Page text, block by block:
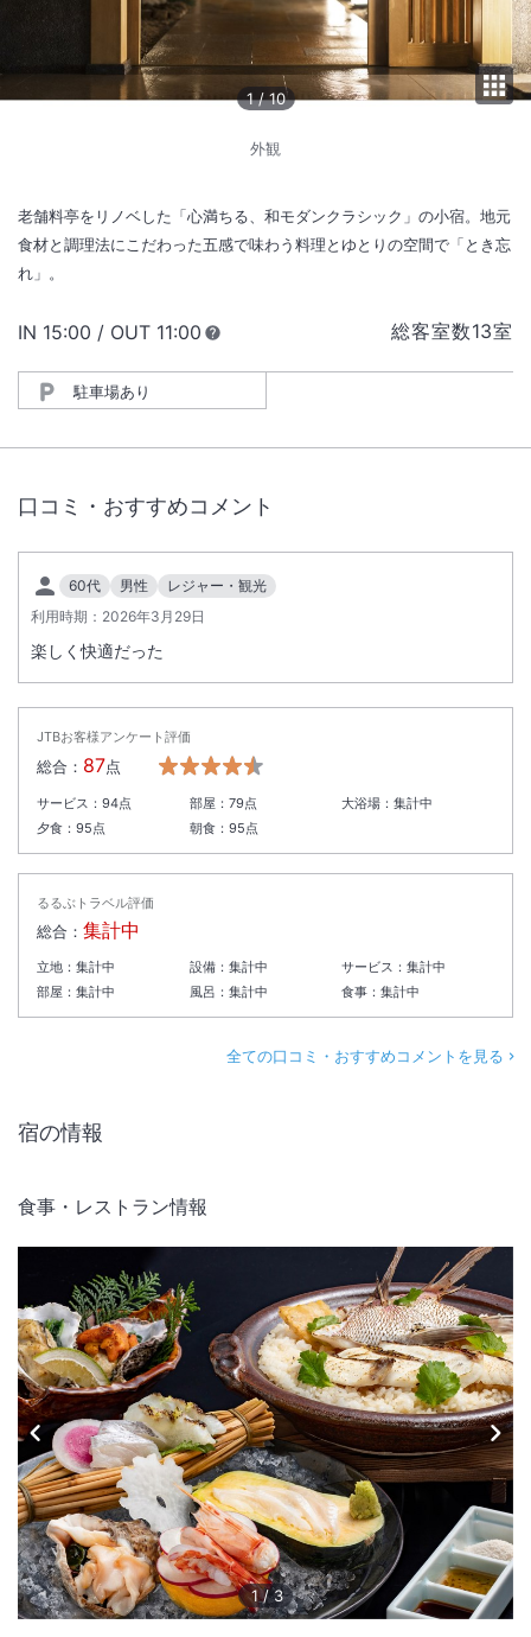
1 /10
外観
老舗料亭をリノベした「心満ちる、和モダンクラシック」の小宿。地元
食材と調理法にこだわった五感で味わう料理とゆとりの空間で「とき忘
れ」。
総客室数13室
IN チェックイン
15:00 / OUT チェックアウト
11:00
駐車場あり
口コミ・おすすめコメント
60代 男性
レジャー・観光
利用時期： 2026年3月29日
楽しく快適だった
JTBお客様アンケート評価
総合： 87点
サービス： 94点 部屋： 79点 大浴場：集計中
夕食： 95点 朝食： 95点
るるぶトラベル評価
総合： 集計中
立地： 集計中 設備： 集計中 サービス：集計中
部屋： 集計中 風呂： 集計中 食事：集計中
全ての口コミ・おすすめコメントを見る
宿の情報
食事・レストラン情報
1 /3